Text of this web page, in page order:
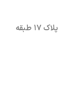
آدرس:تهران,شهرک غرب , بلوار فرحزادی , رو به روی مرکز خرید آرن پلاک ۱۷ طبقه